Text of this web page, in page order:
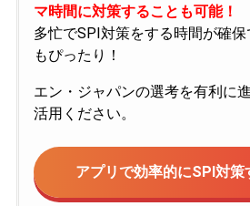
マ時間に対策することも可能！
多忙でSPI対策をする時間が確
もぴったり！
エン・ジャパンの選考を有利に
活用ください。
アプリで効率的にSPI対策